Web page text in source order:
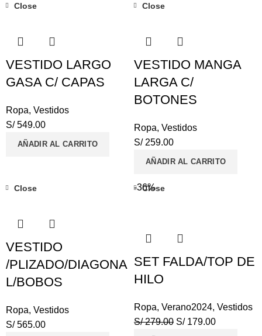
Close
VESTIDO LARGO
GASA C/ CAPAS
Ropa, Vestidos
S/549.00
AÑADIR AL CARRITO
Close
VESTIDO MANGA
LARGA C/
BOTONES
Ropa, Vestidos
S/259.00
AÑADIR AL CARRITO
Close
VESTIDO
/PLIZADO/DIAGONA
L/BOBOS
Ropa, Vestidos
S/565.00
-36%
Close
SET FALDA/TOP DE
HILO
Ropa, Verano2024, Vestidos
S/279.00 S/179.00